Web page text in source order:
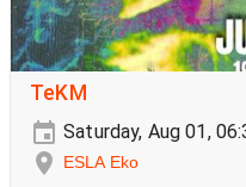
TeKM
Saturday, Aug 01,
ESLA Eko